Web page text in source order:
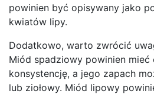
powinien być opisywany jako
kwiatów lipy.
Dodatkowo, warto zwrócić
Miód spadziowy powinien mieć
konsystencję, a jego zapach
lub ziołowy. Miód lipowy